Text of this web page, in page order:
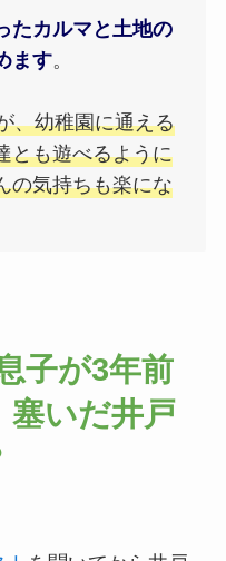
たカルマと土地の
ます。
、幼稚園に通える
とも遊べるように
の気持ちも楽にな
子が3年前
塞いだ井戸